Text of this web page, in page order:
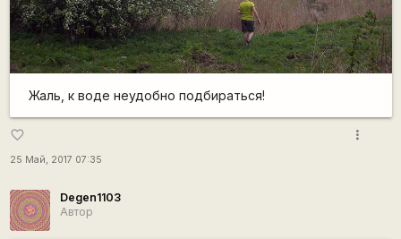
Жаль, к воде неудобно подбираться!
favorite_border
25 Май, 2017 07:35
more_vert
Degen1103
Автор